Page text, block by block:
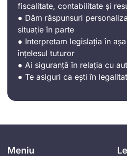
fiscalitate, contabilitate și
● Dăm răspunsuri
situație în parte
● Interpretam legislația în
înțelesul tuturor
● Ai siguranță în relația cu
● Te asiguri ca ești în
Meniu